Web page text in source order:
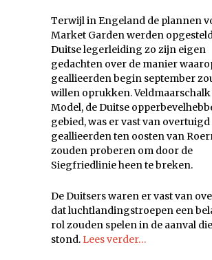
Terwijl in Engeland de plannen
Market Garden werden
Duitse legerleiding zo zijn eigen
gedachten over de manier
geallieerden begin september
willen oprukken. Veldmaarschalk
Model, de Duitse
gebied, was er vast van overtuigd
geallieerden ten oosten van
zouden proberen om door de
Siegfriedlinie heen te breken.
De Duitsers waren er vast van
dat luchtlandingstroepen een
rol zouden spelen in de aanval
stond. Lees verder…